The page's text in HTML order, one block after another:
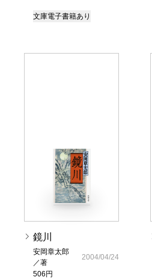
文庫電子書籍あり
鏡川
安岡章太郎
／著
506円
2004/04/24